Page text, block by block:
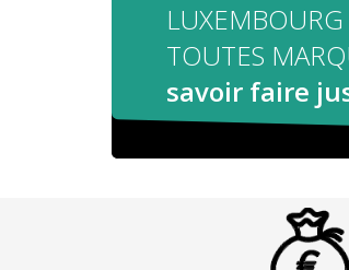
TOUTES
savoir faire